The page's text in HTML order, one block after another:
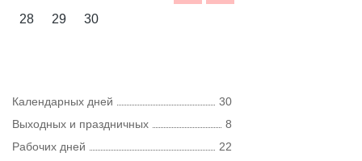
28
29 30
Календарных дней
30
Выходных и праздничных
8
Рабочих дней
22